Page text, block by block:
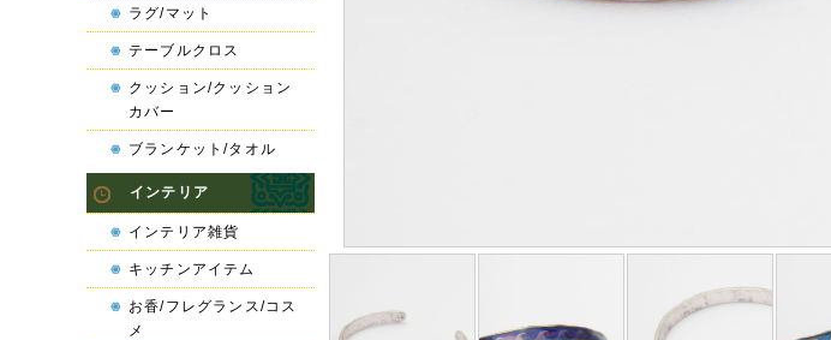
ラグ/マット
テーブルクロス
クッション/クッション
カバー
ブランケット/タオル
インテリア
インテリア雑貨
キッチンアイテム
お香/フレグランス/コス
メ